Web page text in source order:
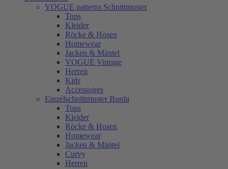
VOGUE patterns Schnittmuster
Tops
Kleider
Röcke & Hosen
Homewear
Jacken & Mäntel
VOGUE Vintage
Herren
Kids
Accessoires
Einzelschnittmuster Burda
Tops
Kleider
Röcke & Hosen
Homewear
Jacken & Mäntel
Curvy
Herren